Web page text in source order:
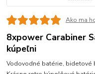
Ako ma
8xpower Carabiner
kúpeľni
Vodovodné batérie, bidetové